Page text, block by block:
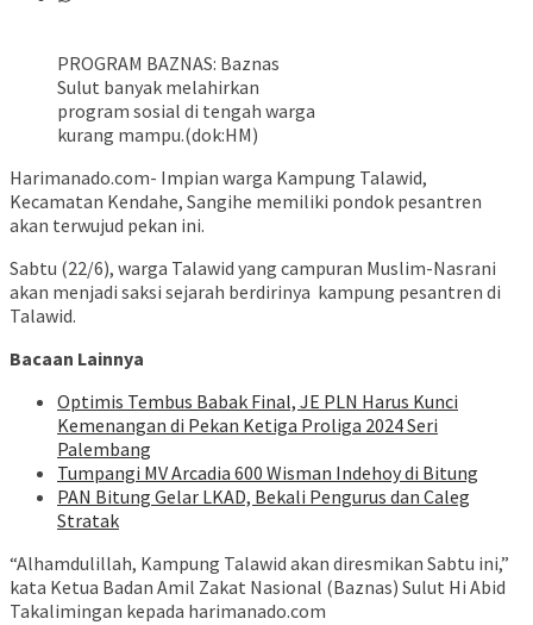
PROGRAM BAZNAS: Baznas
Sulut banyak melahirkan
program sosial di tengah warga
kurang mampu.(dok:HM)
Harimanado.com- Impian warga Kampung Talawid,
Kecamatan Kendahe, Sangihe memiliki pondok pesantren
akan terwujud pekan ini.
Sabtu (22/6), warga Talawid yang campuran Muslim-Nasrani
akan menjadi saksi sejarah berdirinya kampung pesantren di
Talawid.
Bacaan Lainnya
Optimis Tembus Babak Final, JE PLN Harus Kunci
Kemenangan di Pekan Ketiga Proliga 2024 Seri
Palembang
Tumpangi MV Arcadia 600 Wisman Indehoy di Bitung
PAN Bitung Gelar LKAD, Bekali Pengurus dan Caleg
Stratak
“Alhamdulillah, Kampung Talawid akan diresmikan Sabtu ini,”
kata Ketua Badan Amil Zakat Nasional (Baznas) Sulut Hi Abid
Takalimingan kepada harimanado.com